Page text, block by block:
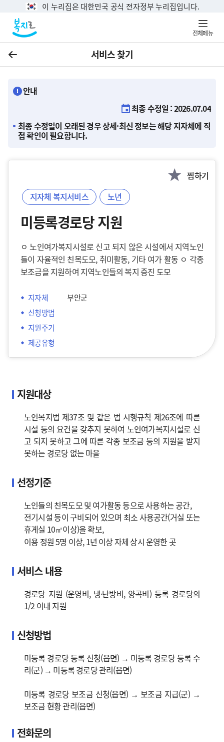
이 누리집은 대한민국 공식 전자정부 누리집입니다.
전체메뉴
이전 서비스 찾기
안내
최종 수정일 : 2026.07.04
최종 수정일이 오래된 경우 상세·최신 정보는 해당 지자체에 직
접 확인이 필요합니다.
찜하기
지자체 복지서비스
노년
미등록경로당 지원
ㅇ 노인여가복지시설로 신고 되지 않은 시설에서 지역노인
들이 자율적인 친목도모, 취미활동, 기타 여가 활동 ㅇ 각종
보조금을 지원하여 지역노인들의 복지 증진 도모
지자체
부안군
신청방법
지원주기
제공유형
지원대상
노인복지법 제37조 및 같은 법 시행규칙 제26조에 따른
시설 등의 요건을 갖추지 못하여 노인여가복지시설로 신
고 되지 못하고 그에 따른 각종 보조금 등의 지원을 받지
못하는 경로당 없는 마을
선정기준
노인들의 친목도모 및 여가활동 등으로 사용하는 공간,
전기시설 등이 구비되어 있으며 최소 사용공간(거실 또는
휴게실 10㎡이상)을 확보,
이용 정원 5명 이상, 1년 이상 자체 상시 운영한 곳
서비스 내용
경로당 지원 (운영비, 냉·난방비, 양곡비) 등록 경로당의
1/2 이내 지원
신청방법
미등록 경로당 등록 신청(읍면) → 미등록 경로당 등록 수
리(군) → 미등록 경로당 관리(읍면)
미등록 경로당 보조금 신청(읍면) → 보조금 지급(군) →
보조금 현황 관리(읍면)
전화문의